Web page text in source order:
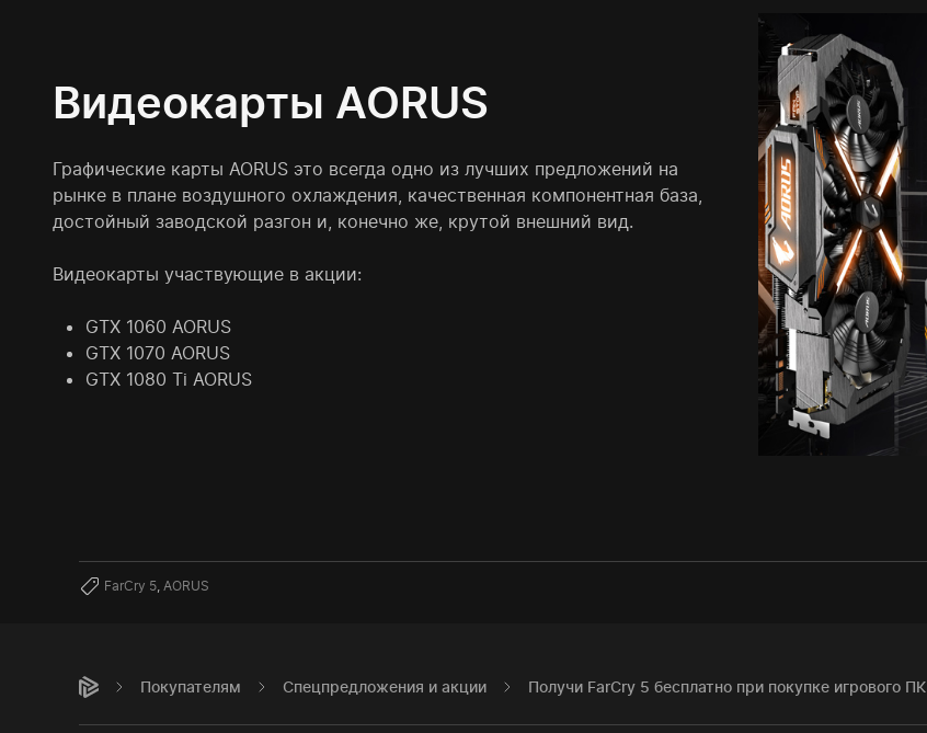
Видеокарты AORUS
Графические карты AORUS это всегда одно из лучших предложений на
рынке в плане воздушного охлаждения, качественная компонентная база,
достойный заводской разгон и, конечно же, крутой внешний вид.
Видеокарты участвующие в акции:
GTX 1060 AORUS
GTX 1070 AORUS
GTX 1080 Ti AORUS
FarCry 5 AORUS
Покупателям Спецпредложения и акции Получи FarCry 5 бесплатно при покупке игрового ПК